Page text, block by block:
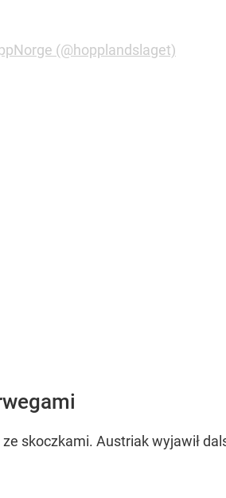
(@hopplandslaget)
skoczkami. Austriak wyjawił